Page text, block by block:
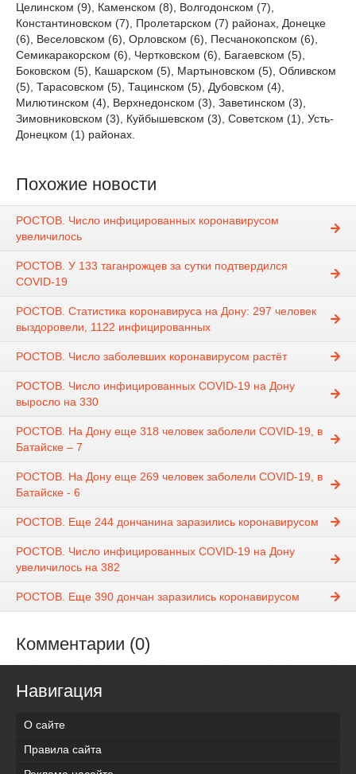
Целинском (9), Каменском (8), Волгодонском (7),
Константиновском (7), Пролетарском (7) районах, Донецке
(6), Веселовском (6), Орловском (6), Песчанокопском (6),
Семикаракорском (6), Чертковском (6), Багаевском (5),
Боковском (5), Кашарском (5), Мартыновском (5), Обливском
(5), Тарасовском (5), Тацинском (5), Дубовском (4),
Милютинском (4), Верхнедонском (3), Заветинском (3),
Зимовниковском (3), Куйбышевском (3), Советском (1), Усть-
Донецком (1) районах.
Похожие новости
РОСТОВ. Число инфицированных коронавирусом
увеличилось
РОСТОВ. У 133 таганрожцев за сутки подтвердился
COVID-19
РОСТОВ. Статистика коронавируса на Дону: 297 человек
выздоровели, 1122 инфицированных
РОСТОВ. Число заболевших коронавирусом растёт
РОСТОВ. Число инфицированных COVID-19 на Дону
выросло на 330
РОСТОВ. На Дону еще 318 человек заболели COVID-19, в
Батайске – 7
РОСТОВ. На Дону еще 269 человек заболели COVID-19, в
Батайске - 6
РОСТОВ. Еще 244 дончанина заразились коронавирусом
РОСТОВ. Число инфицированных COVID-19 на Дону
увеличилось на 382
РОСТОВ. Еще 390 дончан заразились коронавирусом
Комментарии (0)
Навигация
О сайте
Правила сайта